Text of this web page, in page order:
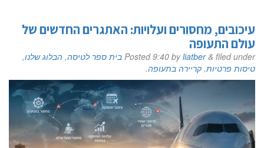
עיכובים, מחסורים ועלויות: האתגרים החדשים של
עולם התעופה
Posted9:40 byliatber & filed under בית ספר לטיסה, הבלוג שלנו,
טיסות פרטיות, קריירה בתעופה.